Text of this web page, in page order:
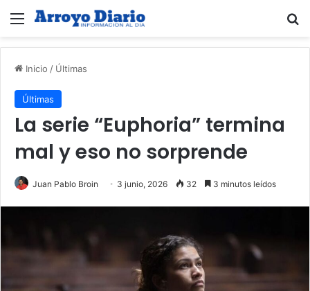
Menú
Inicio / Últimas
Últimas
La serie “Euphoria” termina
mal y eso no sorprende
Juan Pablo Broin 3 junio, 2026 32 3 minutos leídos